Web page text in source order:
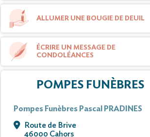
ALLUMER UNE BOUGIE DE DEUIL
ÉCRIRE UN MESSAGE DE
CONDOLÉANCES
POMPES FUNÈBRES
Pompes Funèbres Pascal PRADINES
Route de Brive
46000 Cahors